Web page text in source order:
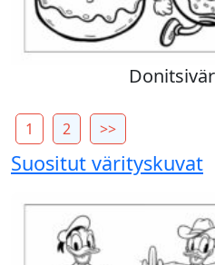
1 2 >>
Suositut värityskuvat